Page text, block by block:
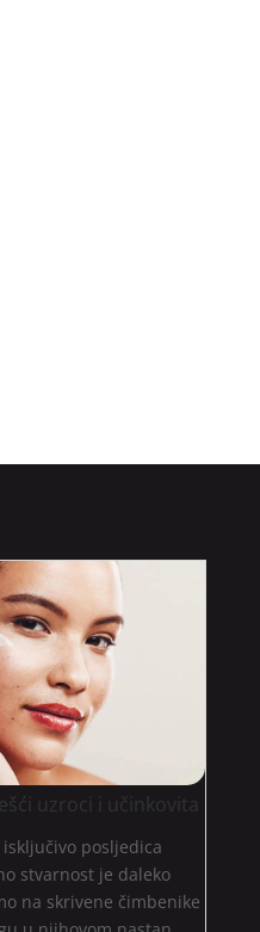
uzroci i učinkovita
posljedica
stvarnost je daleko
na skrivene čimbenike